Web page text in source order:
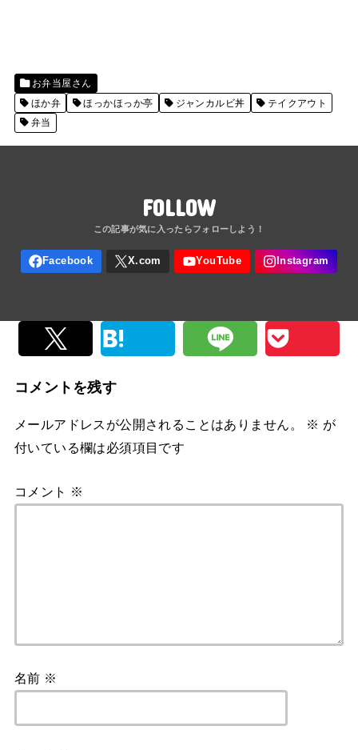
お弁当屋さん
ほか弁
ほっかほっか亭 ジャンカルビ丼
テイクアウト
弁当
FOLLOW
コメントを残す
メールアドレスが公開されることはありません。 ※ が
付いている欄は必須項目です
コメント ※
名前 ※